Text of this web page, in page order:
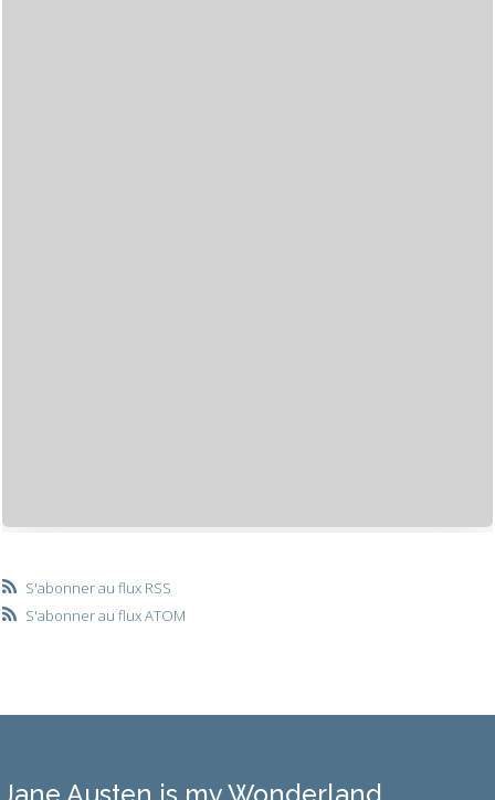
S'abonner au flux RSS
S'abonner au flux ATOM
Jane Austen is my Wonderland